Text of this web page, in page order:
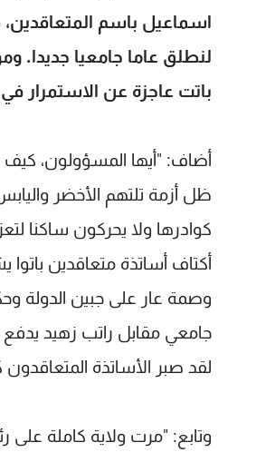
اسماعيل باسم
لنطلق عاما جامعيا جديدا.
باتت عاجزة عن الاستمرار
أضاف: "أيها المسؤولون،
ظل أزمة تلتهم الأخضر
كوادرها ولا يحركون ساكنا
وصمة عار على جبين الدولة
جامعي مقابل راتب زهيد
لقد صبر الأساتذة
وتابع: "مرت ولاية كاملة على